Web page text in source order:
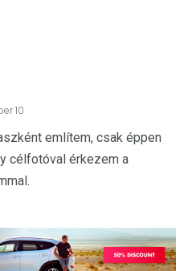
10
említem, csak éppen
célfotóval érkezem a